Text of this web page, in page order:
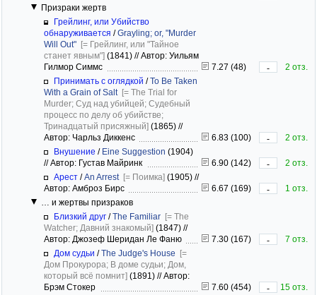
Призраки жертв
Грейлинг, или Убийство
обнаруживается /Grayling; or, "Murder
Will Out" [= Грейлинг, или "Тайное
станет явным"] (1841) //Автор: Уильям
Гилмор Симмс
7.27 (48) -
2 отз.
Принимать с оглядкой /To Be Taken
With a Grain of Salt [= The Trial for
Murder; Суд над убийцей; Судебный
процесс по делу об убийстве;
Тринадцатый присяжный] (1865) //
Автор: Чарльз Диккенс
6.83 (100) -
2 отз.
Внушение / Eine Suggestion (1904)
//Автор: Густав Майринк 6.90 (142) -
2 отз.
Арест /An Arrest [= Поимка] (1905) //
Автор: Амброз Бирс
6.67 (169) -
1 отз.
… и жертвы призраков
Близкий друг /The Familiar [= The
Watcher; Давний знакомый] (1847) //
Автор: Джозеф Шеридан Ле Фаню
7.30 (167) -
7 отз.
Дом судьи /The Judge's House [=
Дом Прокурора; В доме судьи; Дом,
который всё помнит] (1891) //Автор:
Брэм Стокер
7.60 (454) -
15 отз.